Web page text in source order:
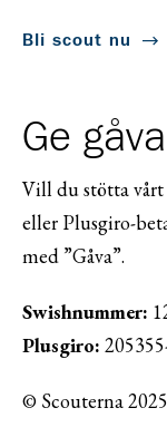
Bli scout nu
Ge
Vill du stötta vårt
eller Plusgiro-
med ”Gåva”.
Swishnummer:
Plusgiro:
© Scouterna